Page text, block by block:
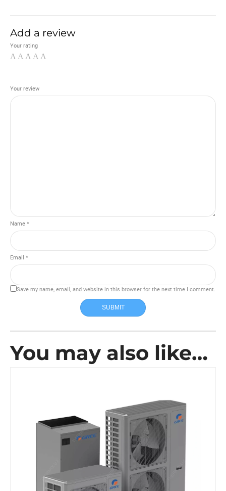
Add a review
Your rating
Your review
Name *
Email *
Save my name, email, and website in this browser for the next time I comment.
SUBMIT
You may also like…